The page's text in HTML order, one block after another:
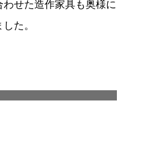
せた造作家具も奥様に
た。